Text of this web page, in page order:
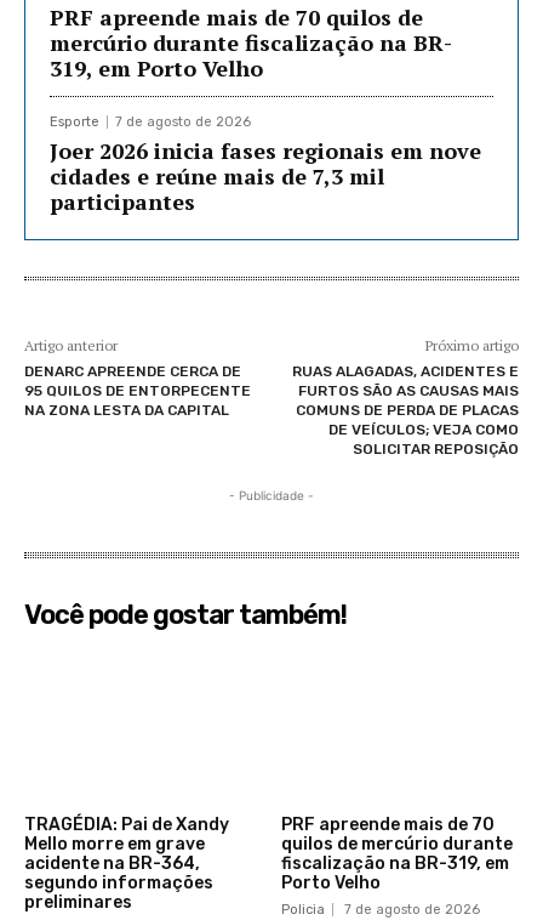
PRF apreende mais de 70 quilos de
mercúrio durante fiscalização na BR-
319, em Porto Velho
Esporte 7 de agosto de 2026
Joer 2026 inicia fases regionais em nove
cidades e reúne mais de 7,3 mil
participantes
Artigo anterior
DENARC APREENDE CERCA DE
95 QUILOS DE ENTORPECENTE
NA ZONA LESTA DA CAPITAL
Próximo artigo
RUAS ALAGADAS, ACIDENTES E
FURTOS SÃO AS CAUSAS MAIS
COMUNS DE PERDA DE PLACAS
DE VEÍCULOS; VEJA COMO
SOLICITAR REPOSIÇÃO
- Publicidade -
Você pode gostar também!
TRAGÉDIA: Pai de Xandy
Mello morre em grave
acidente na BR-364,
segundo informações
preliminares
PRF apreende mais de 70
quilos de mercúrio durante
fiscalização na BR-319, em
Porto Velho
Policia 7 de agosto de 2026